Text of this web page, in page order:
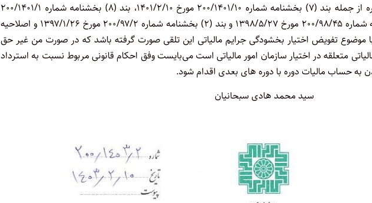
در تمامی مواردی که از اطلاق مقررات صادره از جمله بند (۷) بخشنامه شماره ۲۰۰/۱۴۰۱/۱۰ مورخ ۱۴۰۱/۲/۱۰، بند (۸) بخشنامه شماره ۲۰۰/۱۴۰۱/۱
مورخ ۱۴۰۱/۱/۷، جزء (۴) از بند (۳) بخشنامه شماره ۲۰۰/۹۸/۴۵ مورخ ۱۳۹۸/۵/۲۷ و بند (۲) بخشنامه شماره ۲۰۰/۹۷/۲ مورخ ۱۳۹۷/۱/۲۶ و اصلاحیه
به شماره ۲۰۰/۹۷/۴۹ مورخ ۱۳۹۷۳/۲۳ با موضوع تفویض اختیار بخشودگی جرایم مالیاتی این تلقی صورت گرفته باشد که در صورت من غیر حق
متعلقه در اختیار سازمان امور مالیاتی است می‌بایست وفق احکام قانونی مربوط نسبت به استرداد
به حساب مالیات دوره با دوره های بعدی اقدام شود.
سید محمد هادی سبحانیان